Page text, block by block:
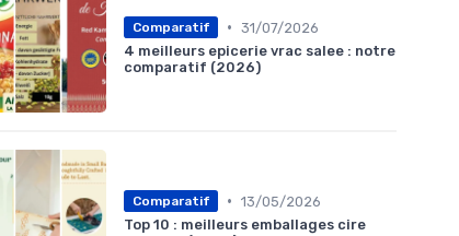
Comparatif • 31/07/2026
4 meilleurs epicerie vrac salee : notre
comparatif (2026)
Comparatif • 13/05/2026
Top 10 : meilleurs emballages cire